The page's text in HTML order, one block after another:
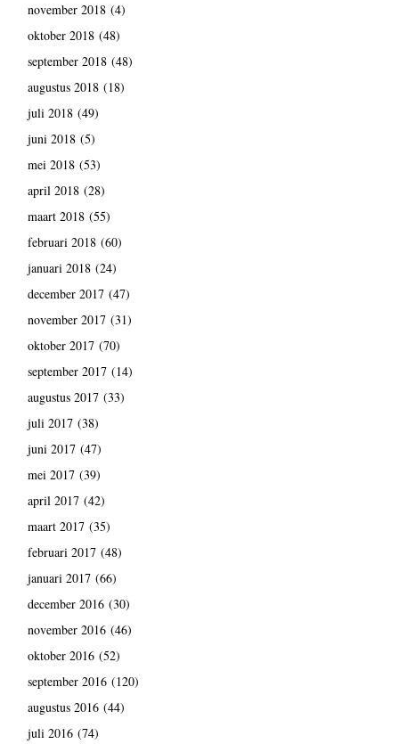
november 2018(4)
oktober 2018(48)
september 2018(48)
augustus 2018(18)
juli 2018(49)
juni 2018(5)
mei 2018(53)
april 2018(28)
maart 2018(55)
februari 2018(60)
januari 2018(24)
december 2017(47)
november 2017(31)
oktober 2017(70)
september 2017(14)
augustus 2017(33)
juli 2017(38)
juni 2017(47)
mei 2017(39)
april 2017(42)
maart 2017(35)
februari 2017(48)
januari 2017(66)
december 2016(30)
november 2016(46)
oktober 2016(52)
september 2016(120)
augustus 2016(44)
juli 2016(74)